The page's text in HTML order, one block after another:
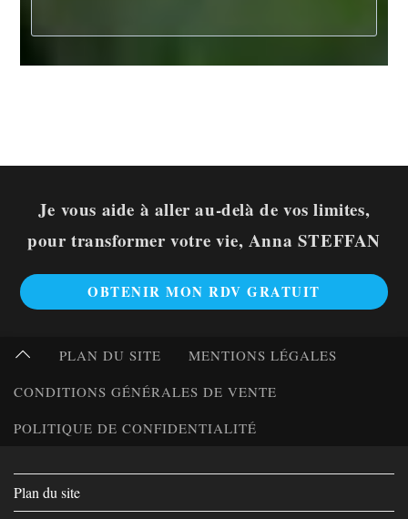
Je vous aide à aller au-delà de vos limites,
pour transformer votre vie, Anna STEFFAN
OBTENIR MON RDV GRATUIT
PLAN DU SITE
MENTIONS LÉGALES
CONDITIONS GÉNÉRALES DE VENTE
POLITIQUE DE CONFIDENTIALITÉ
Plan du site